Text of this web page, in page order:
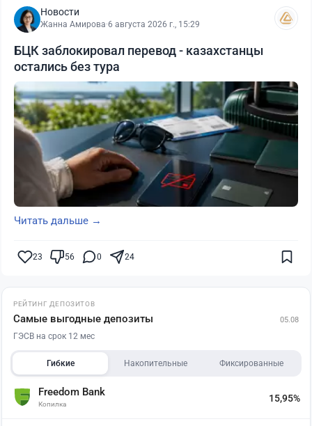
Новости
Жанна Амирова·6 августа 2026 г., 15:29
БЦК заблокировал перевод - казахстанцы
остались без тура
Читать дальше →
23 56 0 24
РЕЙТИНГ ДЕПОЗИТОВ
Самые выгодные депозиты 05.08
ГЭСВ на срок 12 мес
Гибкие Накопительные Фиксированные
Freedom Bank
Копилка
15,95%